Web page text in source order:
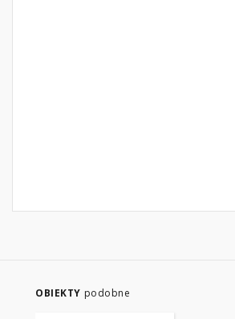
OBIEKTY podobne